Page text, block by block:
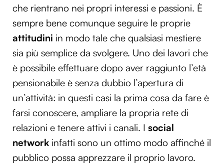
che rientrano nei propri interessi e passioni. È
sempre bene comunque seguire le proprie
attitudini in modo tale che qualsiasi mestiere
sia più semplice da svolgere. Uno dei lavori che
è possibile effettuare dopo aver raggiunto l’età
pensionabile è senza dubbio l’apertura di
un’attività: in questi casi la prima cosa da fare è
farsi conoscere, ampliare la propria rete di
relazioni e tenere attivi i canali. I social
network infatti sono un ottimo modo affinché il
pubblico possa apprezzare il proprio lavoro.